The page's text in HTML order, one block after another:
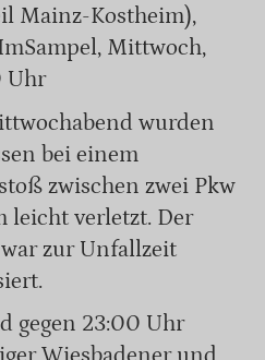
Mainz-Kostheim),
Mittwoch,
Uhr
wurden
bei einem
zwischen zwei Pkw
leicht verletzt. Der
zur Unfallzeit
gegen 23:00 Uhr